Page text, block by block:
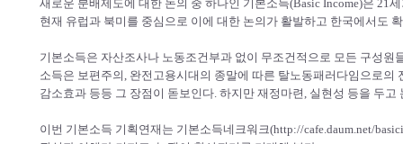
새로운 분배제도에 대한 논의 중 하나인 기본소득(Basic Income)은 21
현재 유럽과 북미를 중심으로 이에 대한 논의가 활발하고 한국에서도
기본소득은 자산조사나 노동조건부과 없이 무조건적으로 모든 구성
소득은 보편주의, 완전고용시대의 종말에 따른 탈노동패러다임으로의
감소효과 등등 그 장점이 돋보인다. 하지만 재정마련, 실현성 등을 두고
이번 기본소득 기획연재는 기본소득네크워크(http://cafe.daum.net/